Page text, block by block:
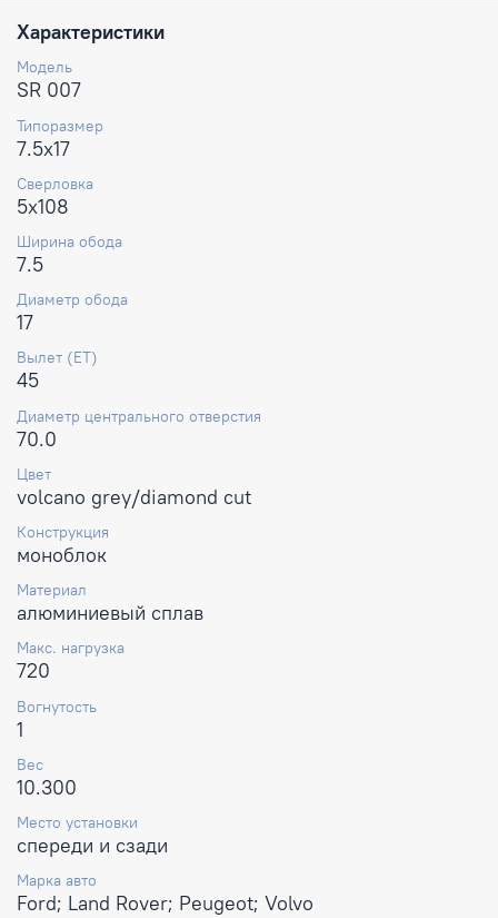
Характеристики
Модель
SR 007
Типоразмер
7.5x17
Сверловка
5x108
Ширина обода
7.5
Диаметр обода
17
Вылет (ET)
45
Диаметр центрального отверстия
70.0
Цвет
volcano grey/diamond cut
Конструкция
моноблок
Материал
алюминиевый сплав
Макс. нагрузка
720
Вогнутость
1
Вес
10.300
Место установки
спереди и сзади
Марка авто
Ford; Land Rover; Peugeot; Volvo